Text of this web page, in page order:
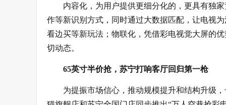
内容化，为用户提供更细分化的，更具有独
作等新识别方式，同时通过大数据匹配，让电视
看边买等新玩法；物联化，凭借彩电视觉大屏的
切动态。
65英寸半价抢，苏宁打响客厅回归第一枪
为提振市场信心，推动规模提升和结构升级